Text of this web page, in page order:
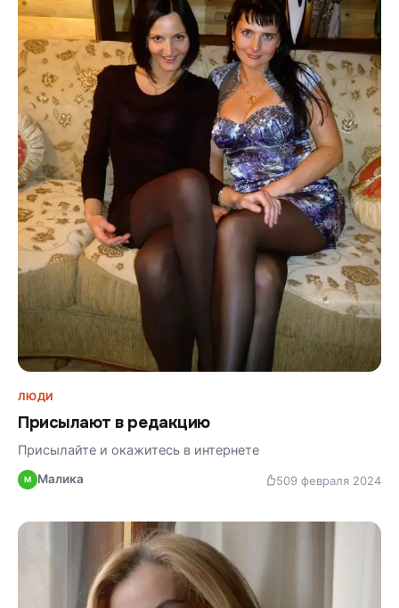
ЛЮДИ
Присылают в редакцию
Присылайте и окажитесь в интернете
М Малика 509 февраля 2024